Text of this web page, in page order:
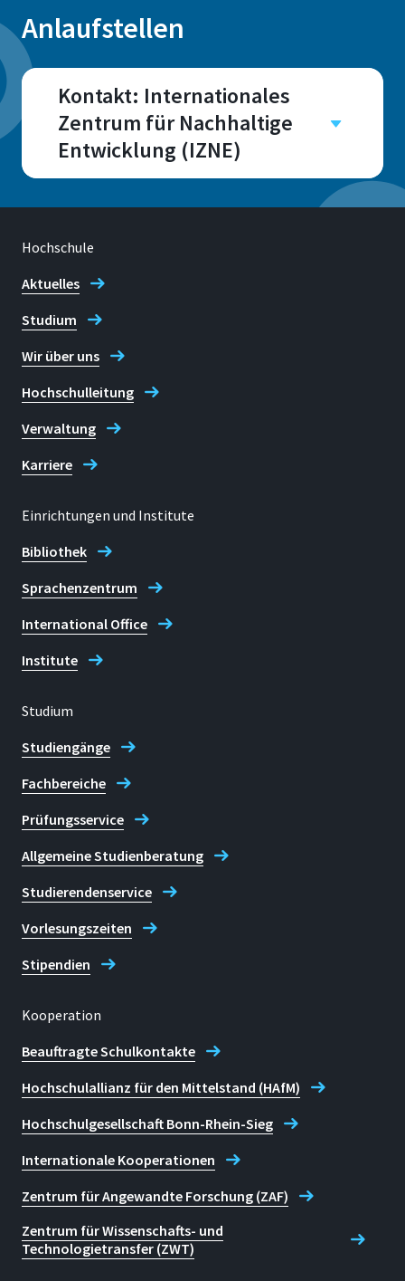
Anlaufstellen
Kontakt: Internationales
Zentrum für Nachhaltige
Entwicklung (IZNE)
Sankt Augustin
Adresse
Grantham-Allee 20
Telefon
izne.info@h-brs.de
Zentrum für Nachhaltige
Hochschule
Aktuelles
Studium
Wir über uns
Hochschulleitung
Verwaltung
Karriere
Einrichtungen und Institute
Bibliothek
Sprachenzentrum
International Office
Institute
Studium
Studiengänge
Fachbereiche
Prüfungsservice
Allgemeine Studienberatung
Studierendenservice
Vorlesungszeiten
Stipendien
Kooperation
Beauftragte Schulkontakte
Hochschulallianz für den Mittelstand (HAfM)
Hochschulgesellschaft Bonn-Rhein-Sieg
Internationale Kooperationen
Zentrum für Angewandte Forschung (ZAF)
Zentrum für Wissenschafts- und
Technologietransfer (ZWT)